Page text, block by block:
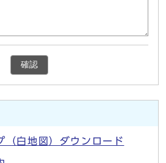
確認
（白地図）ダウンロード